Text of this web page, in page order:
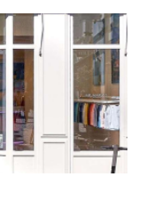
verwachte start
voor het